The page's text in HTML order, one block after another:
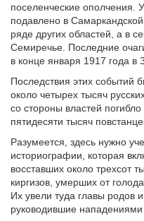
поселенческие ополчения.
подавлено в
ряде других областей, а в
Семиречье. Последние
в конце января 1917 года в
Последствия этих событий
около четырех тысяч
со стороны властей
пятидесяти тысяч
Разумеется, здесь нужно
историографии, которая
восставших около трехсот
киргизов, умерших от
Их увели туда главы родов
руководившие